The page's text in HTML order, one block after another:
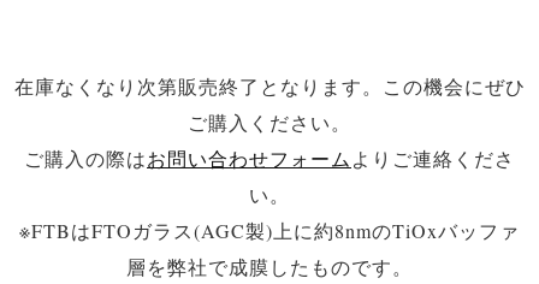
在庫なくなり次第販売終了となります。この機会にぜひ
ご購入ください。
ご購入の際はお問い合わせフォーム よりご連絡くださ
い。
※FTBはFTOガラス(AGC製)上に約8nmのTiOxバッファ
層を弊社で成膜したものです。